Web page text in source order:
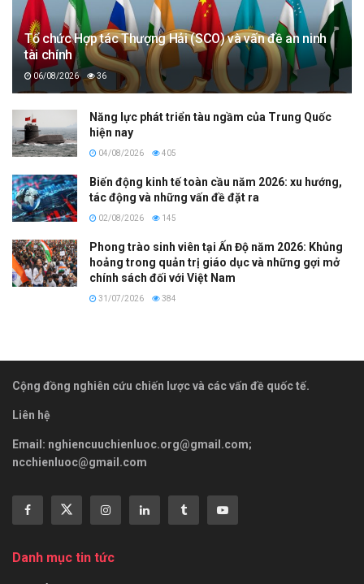
Tổ chức Hợp tác Thượng Hải (SCO) và vấn đề an ninh
tài chính
06/08/2026 36
Năng lực phát triển tàu ngầm của Trung Quốc
hiện nay
04/08/2026 405
Biến động kinh tế toàn cầu năm 2026: xu hướng,
tác động và những vấn đề đặt ra
02/08/2026 145
Phong trào sinh viên tại Ấn Độ năm 2026: Khủng
hoảng trong quản trị giáo dục và những gợi mở
chính sách đối với Việt Nam
31/07/2026 384
Cộng đồng nghiên cứu chiến lược và các vấn đề quốc tế.
Liên hệ
Email: nghiencuuchienluoc.org@gmail.com;
ncchienluoc@gmail.com
Danh mục tin tức